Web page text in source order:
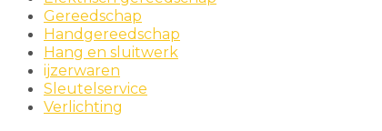
Gereedschap
Handgereedschap
Hang en sluitwerk
ijzerwaren
Sleutelservice
Verlichting